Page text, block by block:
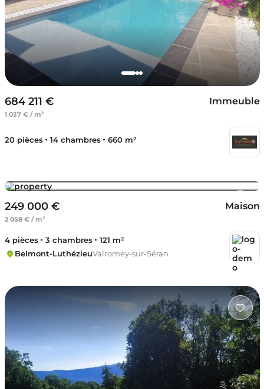
684 211 €
1 037 € / m²
Immeuble
20 pièces 14 chambres 660 m²
249 000 €
2 058 € / m²
Maison
4 pièces 3 chambres
121 m²
Belmont-LuthézieuValromey-sur-Séran